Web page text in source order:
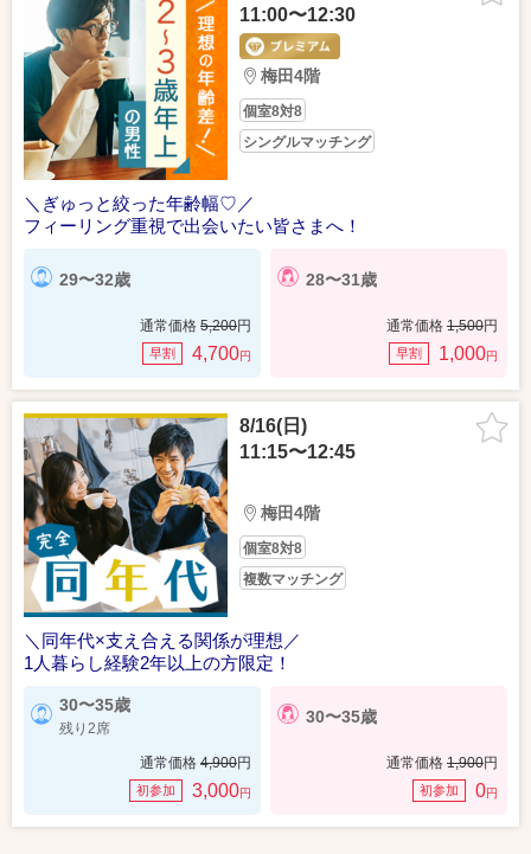
11:00〜12:30
梅田4階
個室8対8
シングルマッチング
＼ぎゅっと絞った年齢幅♡／
フィーリング重視で出会いたい皆さまへ！
29〜32歳
通常価格 5,200円
早割 4,700円
28〜31歳
通常価格 1,500円
早割 1,000円
8/16(日)
11:15〜12:45
梅田4階
個室8対8
複数マッチング
＼同年代×支え合える関係が理想／
1人暮らし経験2年以上の方限定！
30〜35歳
残り2席
通常価格 4,900円
初参加 3,000円
30〜35歳
通常価格 1,900円
初参加 0円